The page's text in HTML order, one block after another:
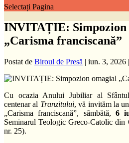
Selectați Pagina
INVITAȚIE: Simpozion
„Carisma franciscană”
Postat de Biroul de Presă | iun. 3, 2026 |
Cu ocazia Anului Jubiliar al
centenar al Tranzitului, vă invităm la
„Carisma franciscană”, sâmbătă, 6
Seminarul Teologic Greco-Catolic
nr. 25).